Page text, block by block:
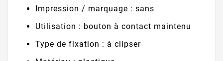
Impression / marquage : sans
Utilisation : bouton à contact maintenu
Type de fixation : à clipser